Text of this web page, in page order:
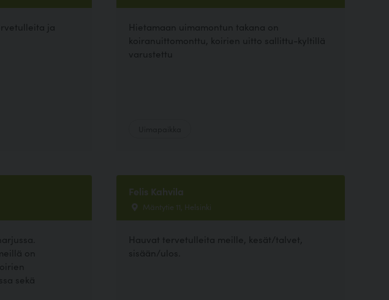
ja
Hietamaan uimamontun takana on
koiranuittomonttu, koirien uitto sallittu-kyltillä
varustettu
on
sekä
Felis Kahvila
Mäntytie 11, Helsinki
Hauvat tervetulleita meille, kesät/talvet,
sisään/ulos.